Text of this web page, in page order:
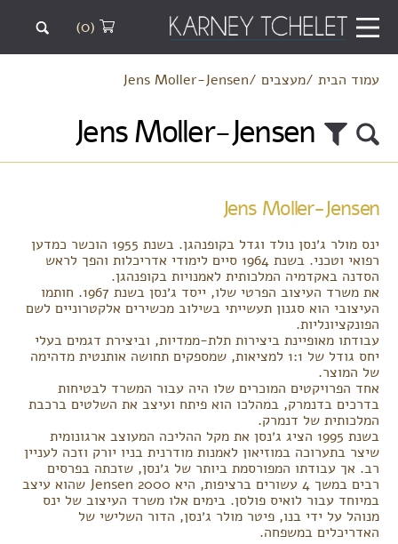
(0)
עמוד הבית/מעצבים/
Jens Moller-Jensen
Jens Moller-Jensen
Jens Moller-Jensen
ינס מולר ג׳נסן נולד וגדל בקופנהגן. בשנת 1955 הוכשר כמדען
רפואי וטכני. בשנת 1964 סיים לימודי אדריכלות והפך לראש
הסדנה באקדמיה המלכותית לאמנויות בקופנהגן.
את משרד העיצוב הפרטי שלו, ייסד ג׳נסן בשנת 1967. חותמו
העיצובי הוא סגנון תעשייתי בשילוב מכשירים אלקטרוניים לשם
הפונקציונליות.
עבודתו מאופיינת ביצירות תלת-ממדיות, וביצירת דגמים בעלי
יחס גודל של 1:1 למציאות, שמספקים תחושה אותנטית מדהימה
של המוצר.
אחד הפרויקטים המוכרים שלו היה עבור המשרד לבטיחות
בדרכים בדנמרק, במהלכו הוא פיתח ועיצב את השלטים ברכבת
המלכותית של דנמרק.
בשנת 1995 הציג ג׳נסן את מקל ההליכה המעוצב ארגונומית
שיצר בתערוכה במוזיאון לאמנות מודרנית בניו יורק וזכה לעניין
רב. אך עבודתו המפורסמת ביותר של ג׳נסן, שזכתה בפרסים
רבים במשך 4 עשורים ברציפות, היא Jensen 2000 שהוא עיצב
במיוחד עבור לואיס פולסן. בימים אלו משרד העיצוב של ינס
מנוהל על ידי בנו, פיטר מולר ג׳נסן, הדור השלישי של
האדריכלים במשפחה.